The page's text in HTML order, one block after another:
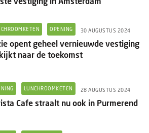
OPENING 30 AUGUSTUS 2024
opent geheel vernieuwde vestiging
naar de toekomst
LUNCHROOMKETEN 28 AUGUSTUS 2024
Cafe straalt nu ook in Purmerend